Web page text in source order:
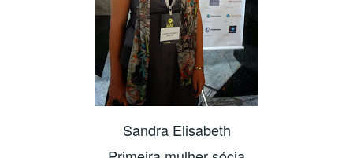
Sandra Elisabeth